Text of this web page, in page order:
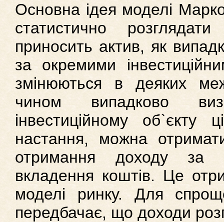
Основна ідея моделі
статистично
приносить актив, як
за окремими
змінюються в деяких
чином випадково
інвестиційному об`єкту
настання, можна
отримання доходу за
вкладення коштів. Це
моделі ринку. Для
передбачає, що доходи